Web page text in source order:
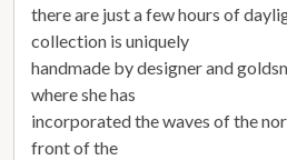
there are just a few hours of
collection is uniquely
handmade by designer and
where she has
incorporated the waves of the
front of the